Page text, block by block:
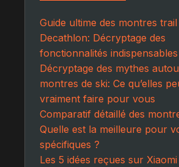
Guide ultime des montres
Decathlon: Décryptage des
fonctionnalités indispensables
Décryptage des mythes
montres de ski: Ce qu’elles
vraiment faire pour vous
Comparatif détaillé des
Quelle est la meilleure pour
spécifiques ?
Les 5 idées reçues sur